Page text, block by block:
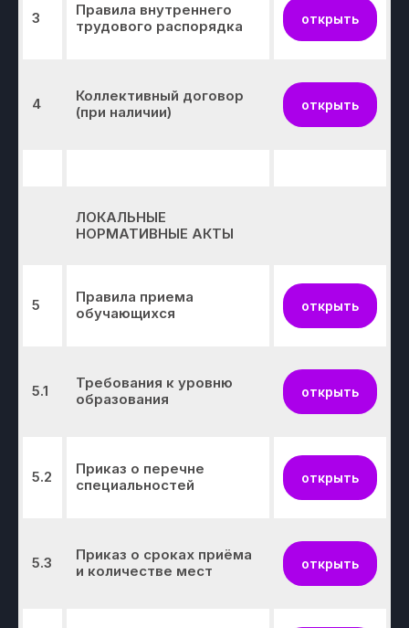
3
Правила внутреннего
трудового распорядка
открыть
4
Коллективный договор
(при наличии)
открыть
ЛОКАЛЬНЫЕ
НОРМАТИВНЫЕ АКТЫ
5
Правила приема
обучающихся
открыть
5.1
Требования к уровню
образования
открыть
5.2
Приказ о перечне
специальностей
открыть
5.3
Приказ о сроках приёма
и количестве мест
открыть